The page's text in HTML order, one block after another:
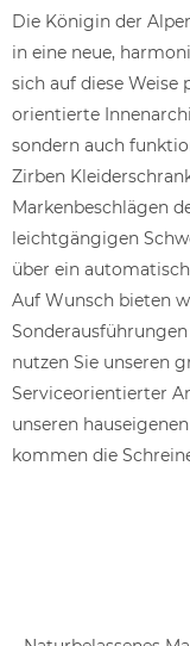
Die Königin der
in eine neue,
sich auf diese Weise
orientierte
sondern auch
Zirben
Markenbeschlägen
leichtgängigen
über ein
Auf Wunsch bieten
nutzen Sie unseren
Serviceorientierter
unseren
kommen die